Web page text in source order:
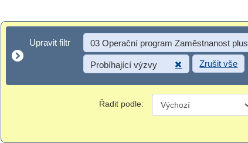
Upravit filtr
Upravit filtr 03 Operační program Zaměstnanost plus
Probíhající výzvy Zrušit vše
Řadit podle: